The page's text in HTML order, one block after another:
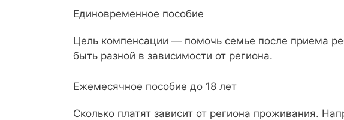
Единовременное пособие
Цель компенсации — помочь семье после приема
быть разной в зависимости от региона.
Ежемесячное пособие до 18 лет
Сколько платят зависит от региона проживания.